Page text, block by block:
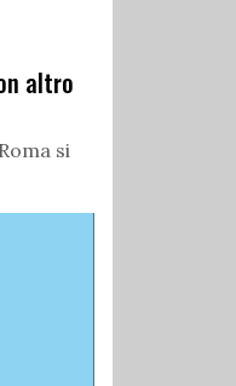
altro
si